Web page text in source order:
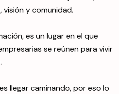
y comunidad.
es un lugar en el que
se reúnen para vivir
llegar caminando, por eso lo